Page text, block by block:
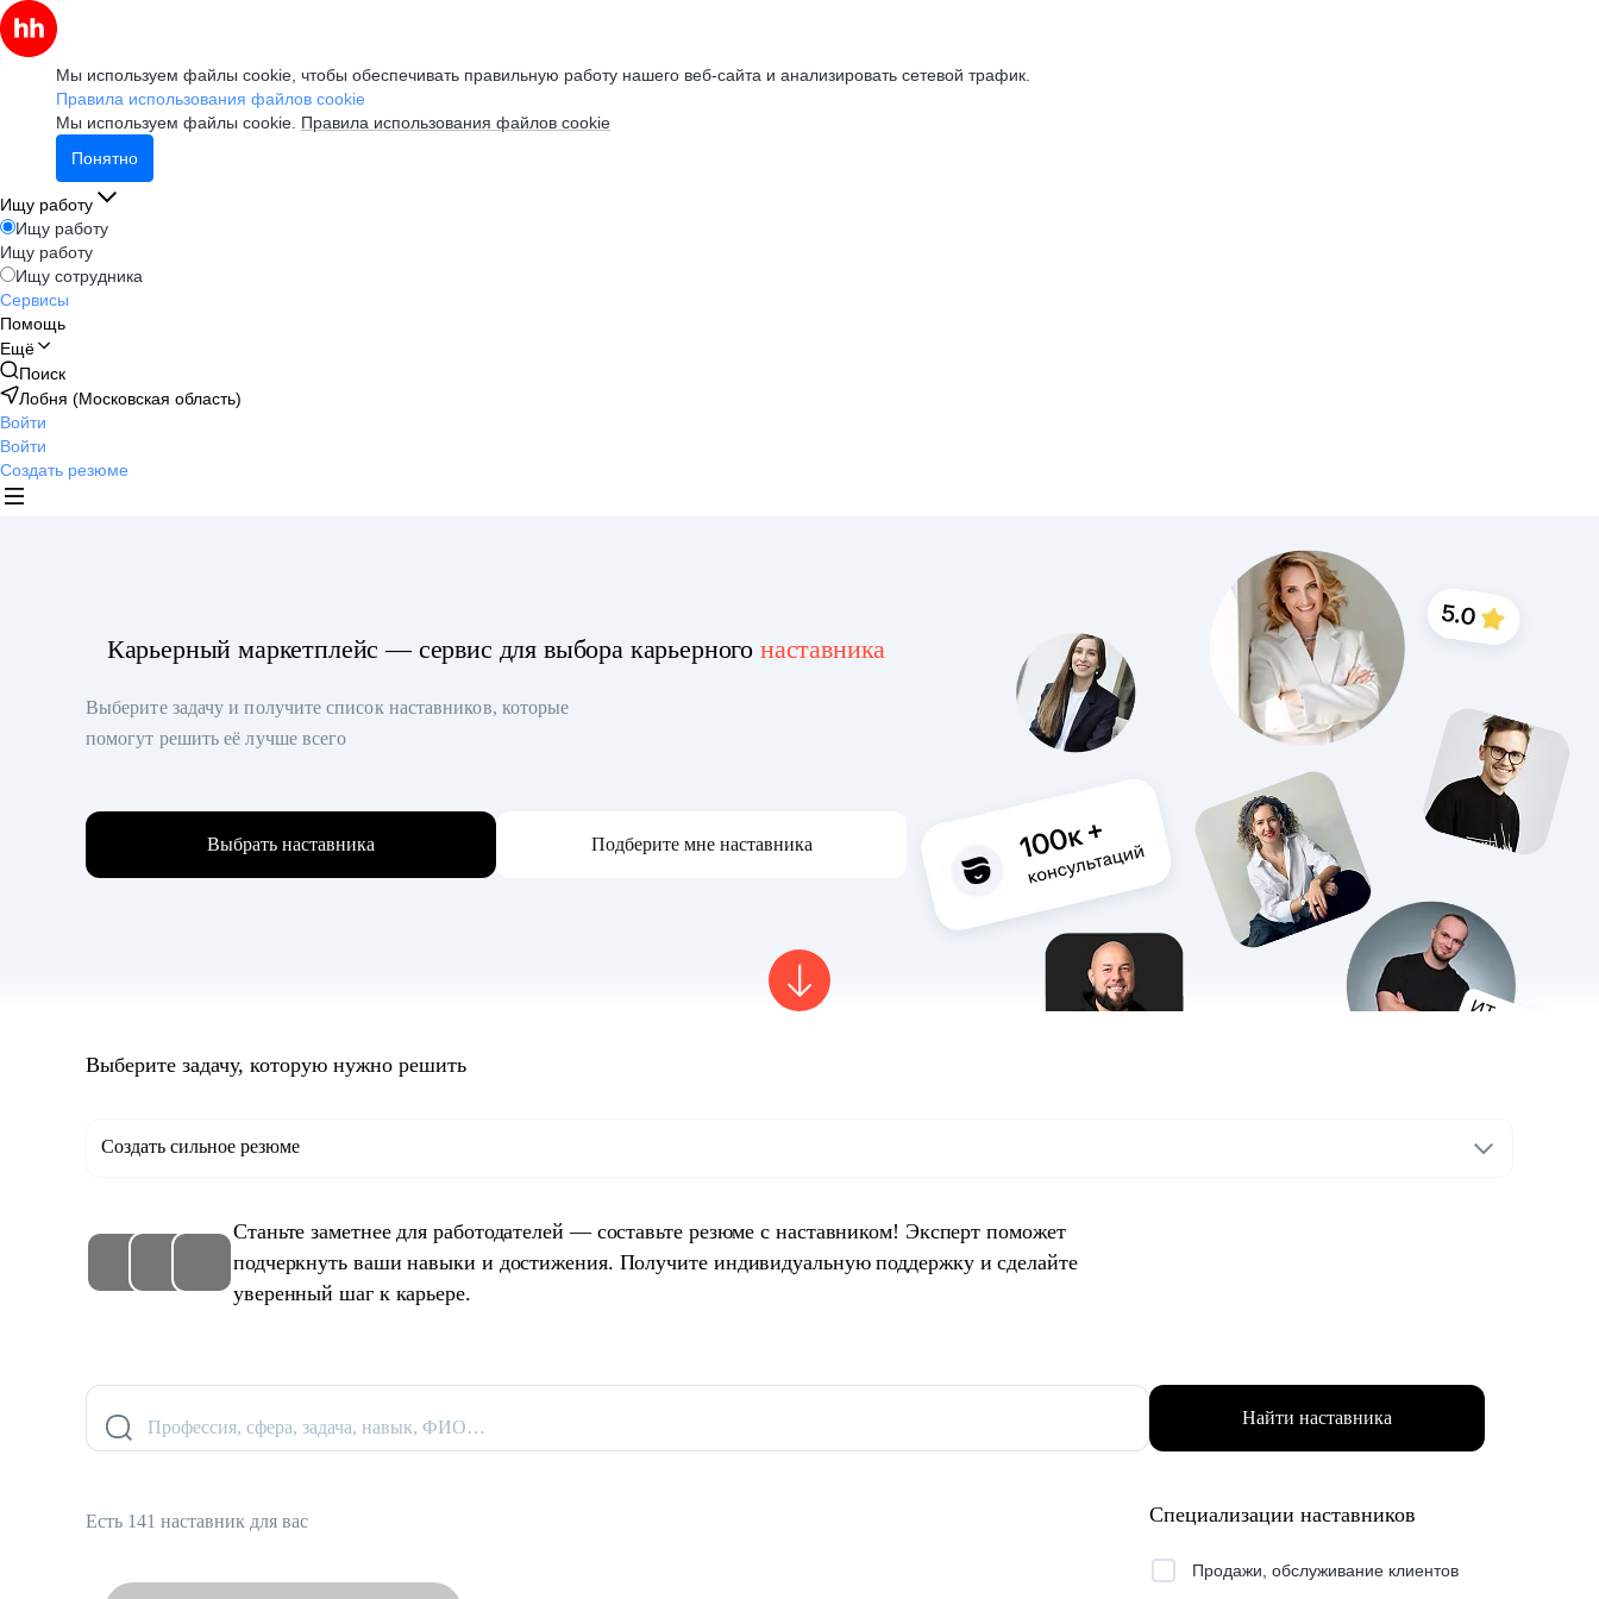
Мы используем файлы cookie, чтобы обеспечивать правильную работу нашего веб-сайта и анализировать сетевой трафик.
Правила использования файлов cookie
Мы используем файлы cookie. Правила использования файлов cookie
Понятно
Ищу работу
Ищу работу
Ищу работу
Ищу сотрудника
Сервисы
Помощь
Ещё
Поиск
Лобня (Московская область)
Войти
Войти
Создать резюме
Карьерный маркетплейс — сервис для выбора карьерного наставника
Выберите задачу и получите список наставников, которые
помогут решить её лучше всего
Выбрать наставника Подберите мне наставника
Выберите задачу, которую нужно решить
Создать сильное резюме
Станьте заметнее для работодателей — составьте резюме с наставником! Эксперт поможет
подчеркнуть ваши навыки и достижения. Получите индивидуальную поддержку и сделайте
уверенный шаг к карьере.
Профессия, сфера, задача, навык, ФИО… Найти наставника
Есть 141 наставник для вас Специализации наставников
Продажи, обслуживание клиентов